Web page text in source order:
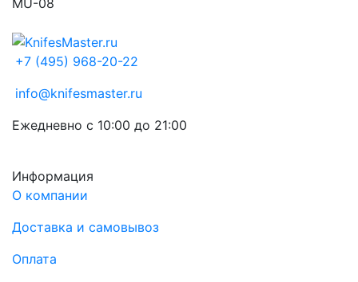
+7 (495) 968-20-22
info@knifesmaster.ru
Ежедневно с 10:00 до 21:00
Информация
О компании
Доставка и самовывоз
Оплата